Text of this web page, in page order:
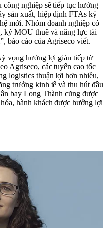
công nghiệp sẽ tiếp tục hưởng
sản xuất, hiệp định FTAs ký
mới. Nhóm doanh nghiệp có
ký MOU thuê và năng lực tài
báo cáo của Agriseco viết.
vọng hưởng lợi gián tiếp từ
Agriseco, các tuyến cao tốc
logistics thuận lợi hơn nhiều,
trưởng kinh tế và thu hút đầu
bay Long Thành cũng được
hành khách được hưởng lợi